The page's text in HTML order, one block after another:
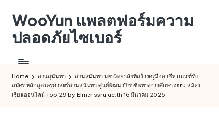
Skip
content
WooYun แพลตฟอร์มความ
ปลอดภัยไซเบอร์
ชุมชน
ที่
มุ่ง
เน้น
การ
Home สวนสุนันทา
สวนสุนันทา มหาวิทยาลัยที่สร้างครูมืออาชีพ เกณฑ์รับ
สมัคร หลักสูตรครุศาสตร์สวนสุนันทา ศูนย์พัฒนาวิชาชีพทางการศึกษา ssru สมัคร
เรียนออนไลน์ Top 29 by Elmer ssru.ac.th 16 มีนาคม 2026